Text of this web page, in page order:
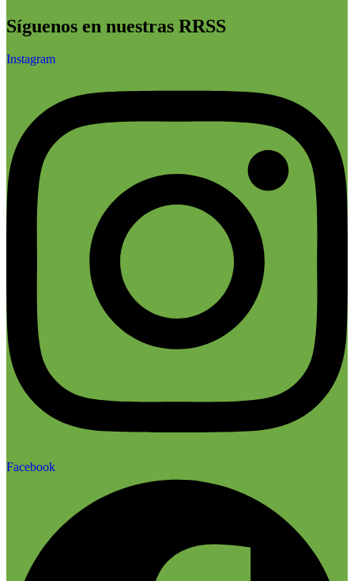
Síguenos en nuestras RRSS
Instagram
Facebook